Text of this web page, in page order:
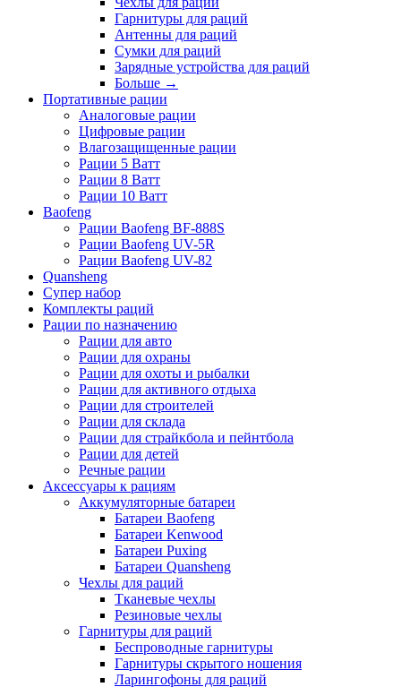
Гарнитуры для раций
Антенны для раций
Сумки для раций
Зарядные устройства для раций
Больше →
Портативные рации
Аналоговые рации
Цифровые рации
Влагозащищенные рации
Рации 5 Ватт
Рации 8 Ватт
Рации 10 Ватт
Baofeng
Рации Baofeng BF-888S
Рации Baofeng UV-5R
Рации Baofeng UV-82
Quansheng
Супер набор
Комплекты раций
Рации по назначению
Рации для авто
Рации для охраны
Рации для охоты и рыбалки
Рации для активного отдыха
Рации для строителей
Рации для склада
Рации для страйкбола и пейнтбола
Рации для детей
Речные рации
Аксессуары к рациям
Аккумуляторные батареи
Батареи Baofeng
Батареи Kenwood
Батареи Puxing
Батареи Quansheng
Чехлы для раций
Тканевые чехлы
Резиновые чехлы
Гарнитуры для раций
Беспроводные гарнитуры
Гарнитуры скрытого ношения
Ларингофоны для раций